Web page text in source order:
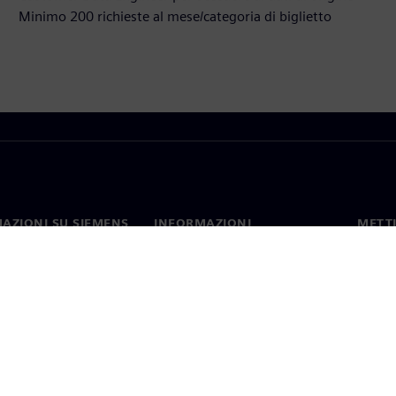
Minimo 200 richieste al mese/categoria di biglietto
SU SIEMENS
INFORMAZIONI